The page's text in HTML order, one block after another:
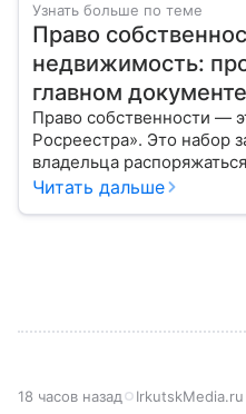
Узнать больше по теме
Право
недвижимость:
главном
Право собственности —
Росреестра». Это набор
владельца
участком: жить, сдавать,
Читать дальше
18 часов назад IrkutskMedia.ru